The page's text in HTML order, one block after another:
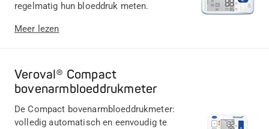
regelmatig hun bloeddruk meten.
Meer lezen
Veroval® Compact
bovenarmbloeddrukmeter
De Compact bovenarmbloeddrukmeter:
volledig automatisch en eenvoudig te